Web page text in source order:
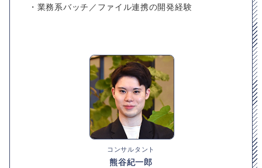
・業務系バッチ／ファイル連携の開発経験
コンサルタント
熊谷紀一郎